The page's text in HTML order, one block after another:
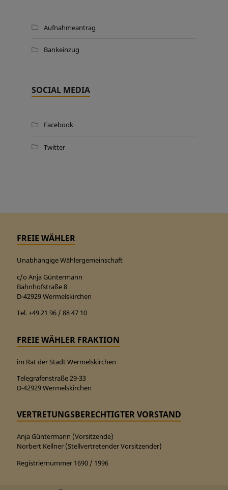
Aufnahmeantrag
Bankeinzug
SOCIAL MEDIA
Facebook
Twitter
FREIE WÄHLER
Unabhängige Wählergemeinschaft
c/o Anja Güntermann
Bahnhofstraße 8
D-42929 Wermelskirchen
Tel. +49 21 96 / 88 47 10
FREIE WÄHLER FRAKTION
im Rat der Stadt Wermelskirchen
Telegrafenstraße 29-33
D-42929 Wermelskirchen
VERTRETUNGSBERECHTIGTER VORSTAND
Anja Güntermann (Vorsitzende)
Norbert Kellner (Stellvertretender Vorsitzender)
Registriernummer 1690 / 1996